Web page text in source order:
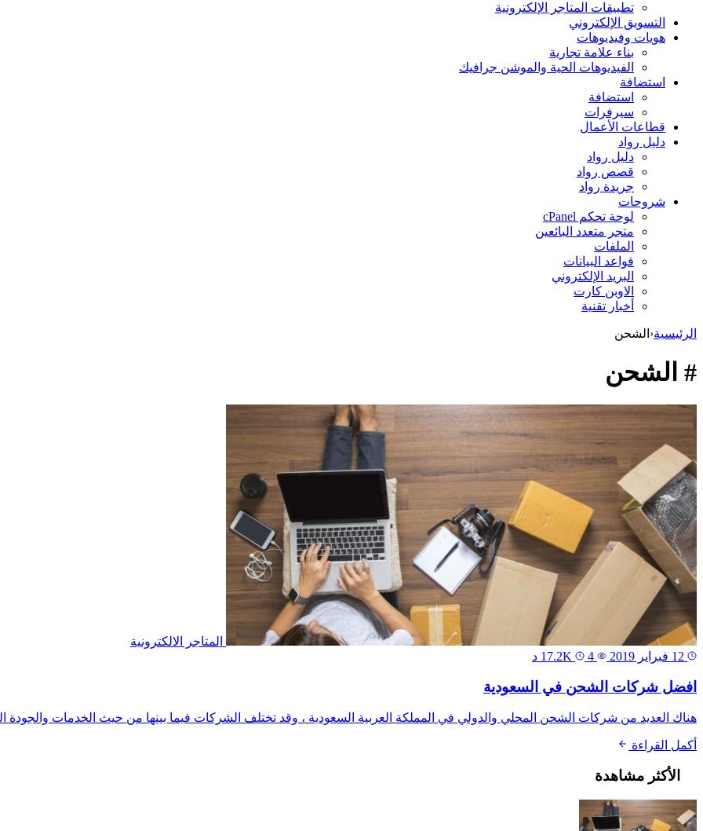
تطبيقات المتاجر الإلكترونية
التسويق الإلكتروني
هويات وفيديوهات
بناء علامة تجارية
الفيديوهات الحية والموشن جرافيك
استضافة
استضافة
سيرفرات
قطاعات الأعمال
دليل رواد
دليل رواد
قصص رواد
جريدة رواد
شروحات
لوحة تحكم cPanel
متجر متعدد البائعين
الملفات
قواعد البيانات
البريد الإلكتروني
الاوبن كارت
أخبار تقنية
الرئيسية‹ الشحن
# الشحن
المتاجر الالكترونية
4 د
افضل شركات الشحن في السعودية
هناك العديد من شركات الشحن المحلي والدولي في المملكة العربية السعودية ، وقد تختلف الشركات فيما بينها من حيث الخدمات والجودة
أكمل القراءة
الأكثر مشاهدة